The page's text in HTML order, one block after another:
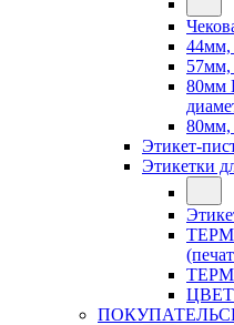
44мм,
57мм,
80мм
80мм,
Этикет-
Этикетки